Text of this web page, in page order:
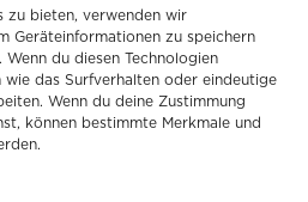
zu bieten, verwenden wir
Geräteinformationen zu speichern
du diesen Technologien
das Surfverhalten oder eindeutige
Wenn du deine Zustimmung
können bestimmte Merkmale und